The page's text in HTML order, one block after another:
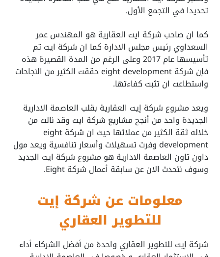
تحديدا في التجمع الأول.
كما ان صاحب شركة ايت العقارية هو المهندس عمر
السعداوي رئيس مجلس الادارة كما ان شركة ايت تم
تأسيسها عام 2017 وعلى الرغم من المدة القصيرة هذه
فإن شركة eight development حققت الكثير من النجاحات
واستطاعت ان تثبت كفاءتها.
ويعد مشروع شركة إيت العقارية بقلب العاصمة الادارية
الجديدة واحد من أنجح مشاريع شركة ايت وقد نالت من
خلاله ثقة الكثير من عملائها حيث ان شركة eight
development وفرت تسهيلات وأسعار تنافسية ويعد مول
داون تاون العاصمة الادارية هو مشروع شركة ايت الجديد
وسوف نتحدث الان عن سابقة أعمال شركة Eight.
معلومات عن شركة إيت
للتطوير العقاري
شركة إيت للتطوير العقاري واحدة من أفضل الشركاء أداء